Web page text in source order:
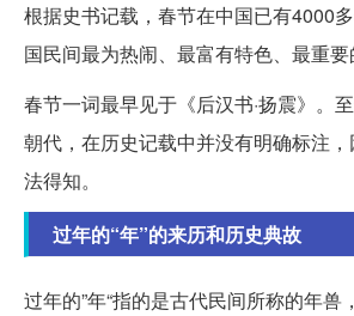
根据史书记载，春节在中国已有4000
国民间最为热闹、最富有特色、最重要
春节一词最早见于《后汉书·扬震》。
朝代，在历史记载中并没有明确标注
法得知。
过年的“年”的来历和历史典故
过年的”年“指的是古代民间所称的年兽